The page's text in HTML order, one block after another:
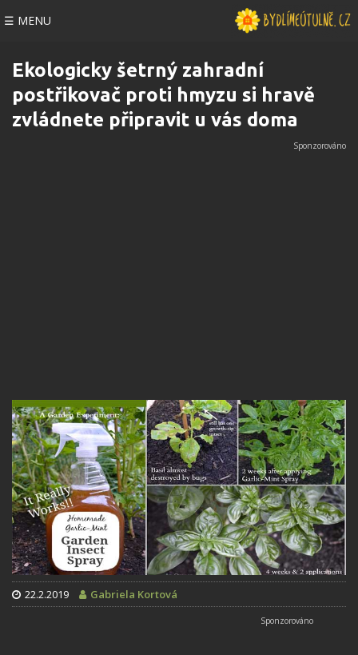
☰ MENU
Ekologicky šetrný zahradní
postřikovač proti hmyzu si hravě
zvládnete připravit u vás doma
22.2.2019 Gabriela Kortová